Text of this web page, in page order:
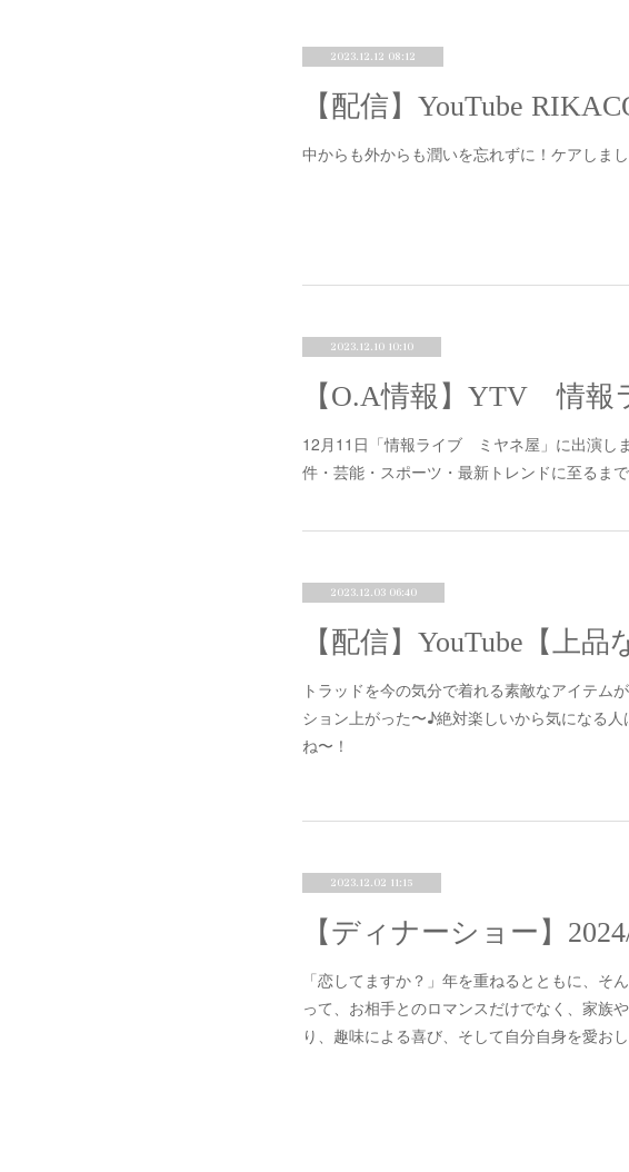
2023.12.12 08:12
中からも外からも潤いを忘れずに！ケアしま
2023.12.10 10:10
【O.A情報】YTV 情報
12月11日「情報ライブ ミヤネ屋」に出演
件・芸能・スポーツ・最新トレンドに至るま
2023.12.03 06:40
トラッドを今の気分で着れる素敵なアイテム
ション上がった〜♪絶対楽しいから気になる人
ね〜！
2023.12.02 11:15
「恋してますか？」年を重ねるとともに、そ
って、お相手とのロマンスだけでなく、家族
り、趣味による喜び、そして自分自身を愛お